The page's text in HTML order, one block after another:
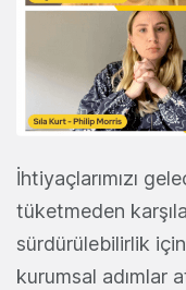
İhtiyaçlarımızı
tüketmeden
sürdürülebilirlik
kurumsal adımlar